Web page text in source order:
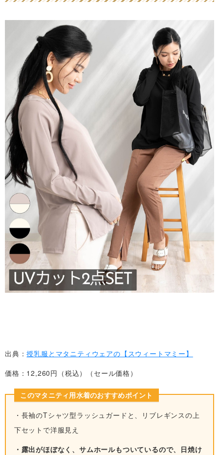
出典：授乳服とマタニティウェアの【スウィートマミー】
価格：12,260円（税込）（セール価格）
このマタニティ用水着のおすすめポイント
・長袖のTシャツ型ラッシュガードと、リブレギンスの上
下セットで洋服見え
・露出がほぼなく、サムホールもついているので、日焼け